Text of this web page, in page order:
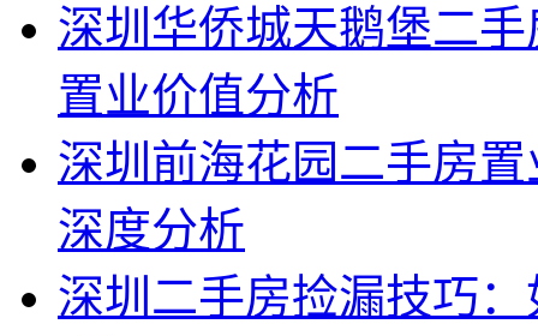
深圳华侨城天鹅堡二
置业价值分析
深圳前海花园二手房
深度分析
深圳二手房捡漏技巧